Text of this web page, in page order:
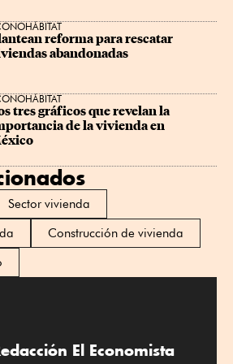
reforma para rescatar
abandonadas
tres gráficos que revelan la
de la vivienda en
Sector vivienda
Construcción de vivienda
El Economista